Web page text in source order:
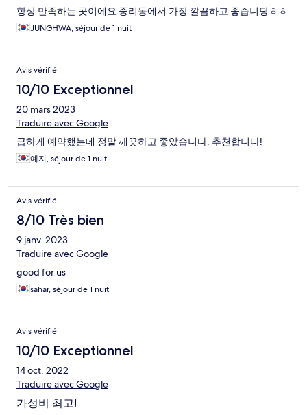
항상 만족하는 곳이에요 중리동에서 가장 깔끔하고 좋습니당ㅎㅎ
JUNGHWA, séjour de 1 nuit
Avis vérifié
10/10 Exceptionnel
20 mars 2023
Traduire avec Google
급하게 예약했는데 정말 깨끗하고 좋았습니다. 추천합니다!
예지, séjour de 1 nuit
Avis vérifié
8/10 Très bien
9 janv. 2023
Traduire avec Google
good for us
sahar, séjour de 1 nuit
Avis vérifié
10/10 Exceptionnel
14 oct. 2022
Traduire avec Google
가성비 최고!